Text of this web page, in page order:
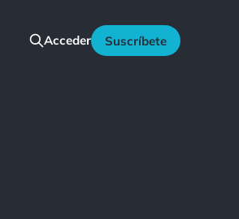
Acceder Suscríbete